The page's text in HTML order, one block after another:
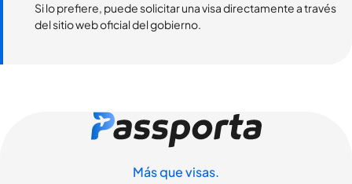
Si lo prefiere, puede solicitar una visa directamente a través
del sitio web oficial del gobierno.
Más que visas.